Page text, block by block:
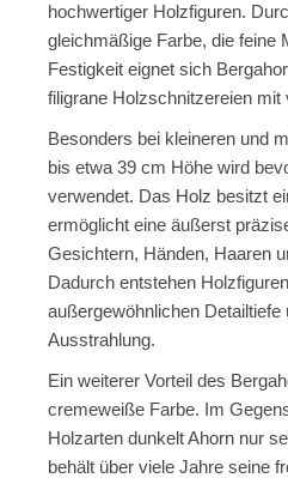
hochwertiger Holzfiguren.
gleichmäßige Farbe, die feine
Festigkeit eignet sich
filigrane Holzschnitzereien mit
Besonders bei kleineren und
bis etwa 39 cm Höhe wird
verwendet. Das Holz besitzt
ermöglicht eine äußerst
Gesichtern, Händen, Haaren
Dadurch entstehen
außergewöhnlichen Detailtiefe
Ausstrahlung.
Ein weiterer Vorteil des
cremeweiße Farbe. Im
Holzarten dunkelt Ahorn nur
behält über viele Jahre seine